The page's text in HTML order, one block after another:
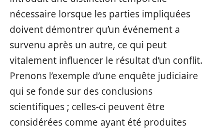
nécessaire lorsque les parties impliquées
doivent démontrer qu’un événement a
survenu après un autre, ce qui peut
vitalement influencer le résultat d’un conflit.
Prenons l’exemple d’une enquête judiciaire
qui se fonde sur des conclusions
scientifiques ; celles-ci peuvent être
considérées comme ayant été produites